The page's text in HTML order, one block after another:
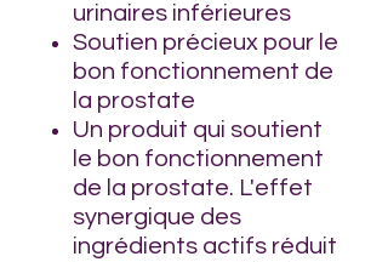
urinaires inférieures
Soutien précieux pour le
bon fonctionnement de
la prostate
Un produit qui soutient
le bon fonctionnement
de la prostate. L'effet
synergique des
ingrédients actifs réduit